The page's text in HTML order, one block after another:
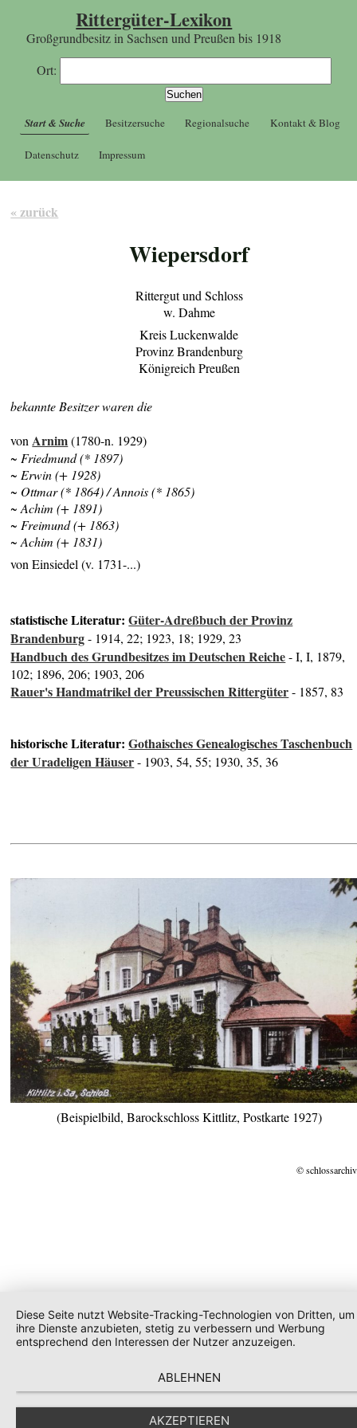
Rittergüter-Lexikon
Großgrundbesitz in Sachsen und Preußen bis 1918
Ort:
Start & Suche Besitzersuche Regionalsuche Kontakt & Blog
Datenschutz Impressum
« zurück
Wiepersdorf
Rittergut und Schloss
w. Dahme
Kreis Luckenwalde
Provinz Brandenburg
Königreich Preußen
bekannte Besitzer waren die
von Arnim(1780-n. 1929)
~ Friedmund (* 1897)
~ Erwin (+ 1928)
~ Ottmar (* 1864) / Annois (* 1865)
~ Achim (+ 1891)
~ Freimund (+ 1863)
~ Achim (+ 1831)
von Einsiedel (v. 1731-...)
statistische Literatur:Güter-Adreßbuch der Provinz
Brandenburg- 1914, 22; 1923, 18; 1929, 23
Handbuch des Grundbesitzes im Deutschen Reiche- I, I, 1879,
102; 1896, 206; 1903, 206
Rauer's Handmatrikel der Preussischen Rittergüter- 1857, 83
historische Literatur:Gothaisches Genealogisches Taschenbuch
der Uradeligen Häuser- 1903, 54, 55; 1930, 35, 36
(Beispielbild, Barockschloss Kittlitz, Postkarte 1927)
©
Diese Seite nutzt Website-Tracking-Technologien von Dritten, um
ihre Dienste anzubieten, stetig zu verbessern und Werbung
entsprechend den Interessen der Nutzer anzuzeigen.
ABLEHNEN
AKZEPTIEREN